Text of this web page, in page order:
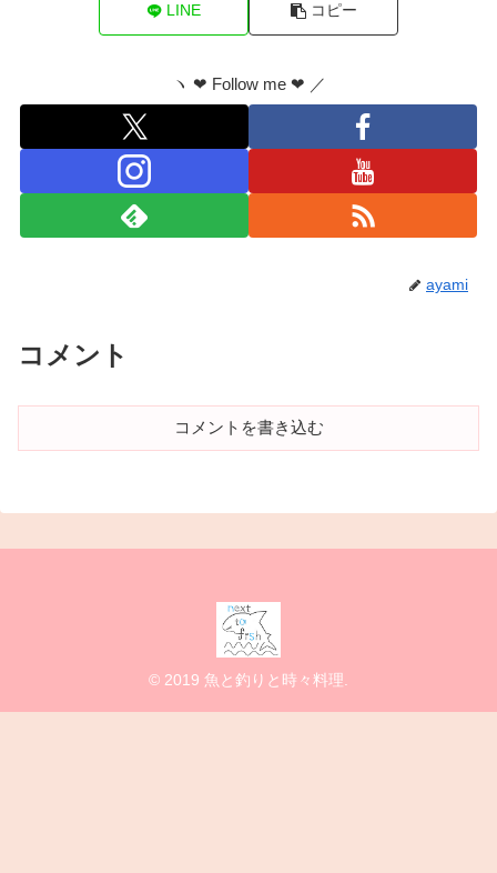
LINE コピー
ヽ ❤︎ Follow me ❤︎ ／
ayami
コメント
コメントを書き込む
© 2019 魚と釣りと時々料理.